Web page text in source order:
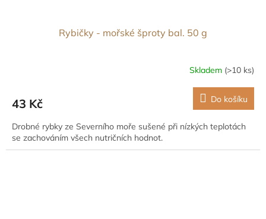
Rybičky - mořské šproty bal. 50 g
Skladem (>10 ks)
43 Kč Do košíku
Drobné rybky ze Severního moře sušené při nízkých teplotách
se zachováním všech nutričních hodnot.